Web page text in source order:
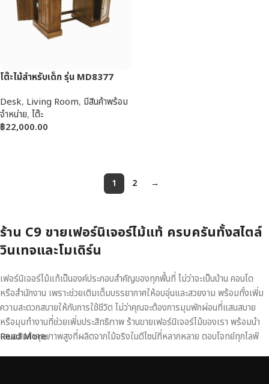
โต๊ะไม้สำหรับเด็ก รุ่น MD8377
Desk, Living Room, มีสินค้าพร้อม
จำหน่าย, โต๊ะ
฿22,000.00
1 2 →
ร้าน C9 ขายเฟอร์นิเจอร์ไม้แท้ ครบครันทั้งสไตล์
วินเทจและโมเดิร์น
เฟอร์นิเจอร์ไม้แท้เป็นองค์ประกอบสำคัญของทุกพื้นที่ ไม่ว่าจะเป็นบ้าน คอนโด
หรือสำนักงาน เพราะช่วยเติมเต็มบรรยากาศให้อบอุ่นและสวยงาม พร้อมทั้งเพิ่ม
ความสะดวกสบายให้กับการใช้ชีวิต ไม่ว่าคุณจะต้องการมุมพักผ่อนที่แสนสบาย
หรือมุมทำงานที่ช่วยเพิ่มประสิทธิภาพ ร้านขายเฟอร์นิเจอร์ไม้ของเรา พร้อมนำ
เสนอสินค้าคุณภาพสูงที่ผลิตจากไม้จริงในดีไซน์ที่หลากหลาย ตอบโจทย์ทุกไลฟ์
Read More